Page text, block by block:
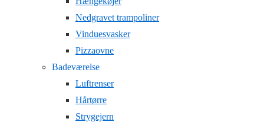
Nedgravet trampoliner
Vinduesvasker
Pizzaovne
Badeværelse
Luftrenser
Hårtørre
Strygejern